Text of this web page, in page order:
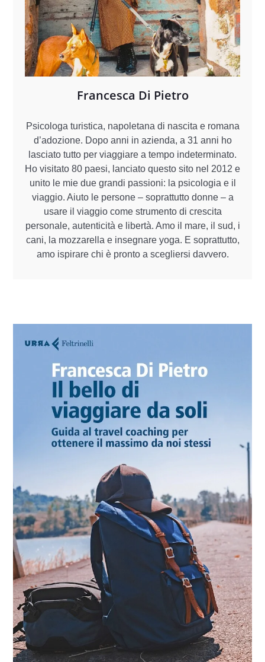
Francesca Di Pietro
Psicologa turistica, napoletana di nascita e romana
d’adozione. Dopo anni in azienda, a 31 anni ho
lasciato tutto per viaggiare a tempo indeterminato.
Ho visitato 80 paesi, lanciato questo sito nel 2012 e
unito le mie due grandi passioni: la psicologia e il
viaggio. Aiuto le persone – soprattutto donne – a
usare il viaggio come strumento di crescita
personale, autenticità e libertà. Amo il mare, il sud, i
cani, la mozzarella e insegnare yoga. E soprattutto,
amo ispirare chi è pronto a scegliersi davvero.